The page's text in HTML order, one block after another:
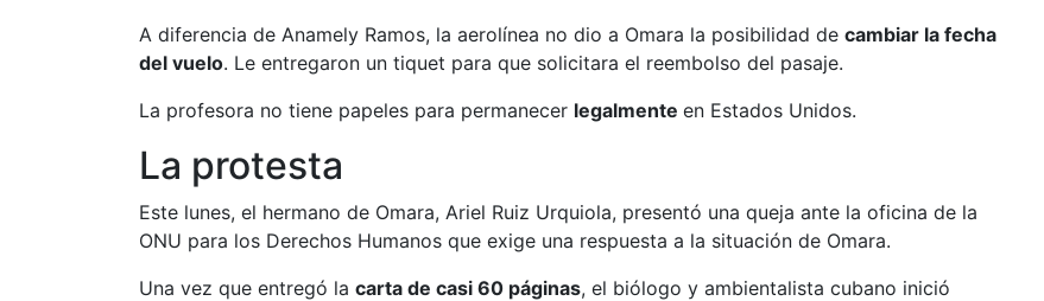
A diferencia de Anamely Ramos, la aerolínea no dio a Omara la posibilidad de cambiar la fecha
del vuelo. Le entregaron un tiquet para que solicitara el reembolso del pasaje.
La profesora no tiene papeles para permanecer legalmente en Estados Unidos.
La protesta
Este lunes, el hermano de Omara, Ariel Ruiz Urquiola, presentó una queja ante la oficina de la
ONU para los Derechos Humanos que exige una respuesta a la situación de Omara.
Una vez que entregó la carta de casi 60 páginas, el biólogo y ambientalista cubano inició